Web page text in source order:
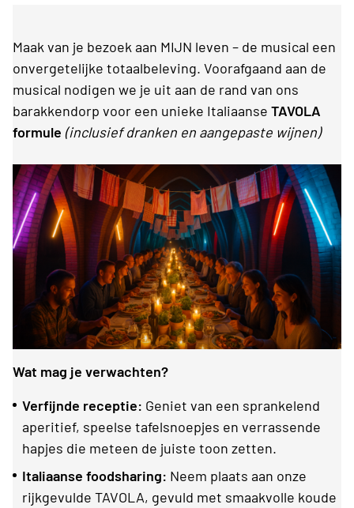
Maak van je bezoek aan MIJN leven – de musical een
onvergetelijke totaalbeleving. Voorafgaand aan de
musical nodigen we je uit aan de rand van ons
barakkendorp voor een unieke Italiaanse TAVOLA
formule (inclusief dranken en aangepaste wijnen)
Wat mag je verwachten?
Verfijnde receptie: Geniet van een sprankelend
aperitief, speelse tafelsnoepjes en verrassende
hapjes die meteen de juiste toon zetten.
Italiaanse foodsharing: Neem plaats aan onze
rijkgevulde TAVOLA, gevuld met smaakvolle koude